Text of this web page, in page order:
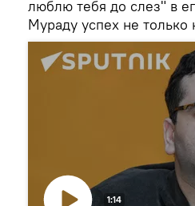
люблю тебя до слез" в
Мураду успех не
1:14